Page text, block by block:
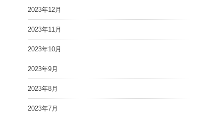
2023年12月
2023年11月
2023年10月
2023年9月
2023年8月
2023年7月